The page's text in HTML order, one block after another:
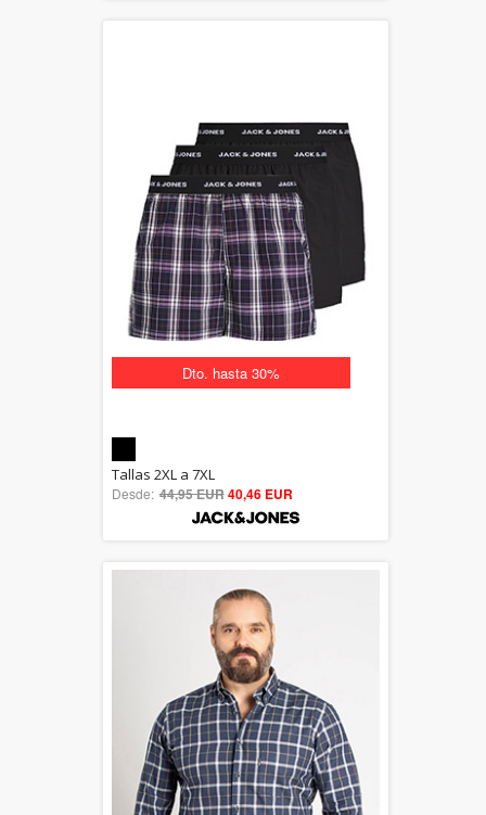
Dto. hasta 30%
5.00
out of 5
Tallas 2XL a 7XL
Desde: 44,95 EUR40,46 EUR